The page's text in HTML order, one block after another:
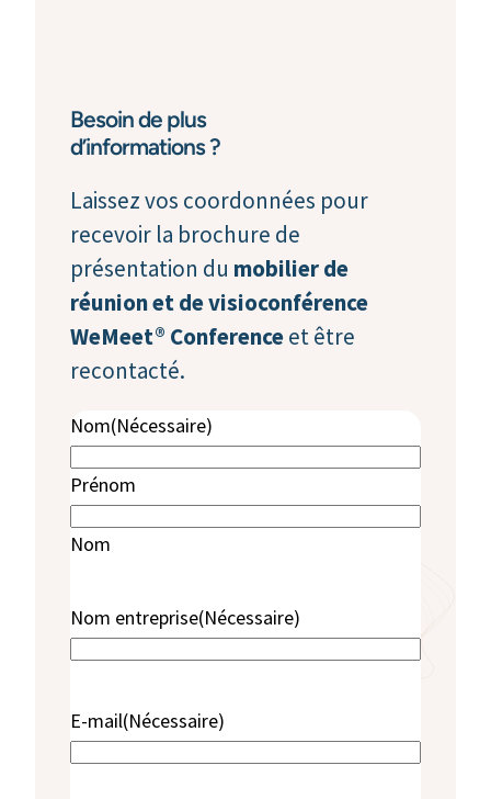
Besoin de plus
d’informations ?
Laissez vos coordonnées pour
recevoir la brochure de
présentation du mobilier de
réunion et de visioconférence
WeMeet® Conferenceet être
recontacté.
Nom(Nécessaire)
Prénom
Nom
Nom entreprise(Nécessaire)
E-mail(Nécessaire)